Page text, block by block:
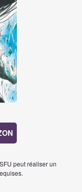
peut réaliser un